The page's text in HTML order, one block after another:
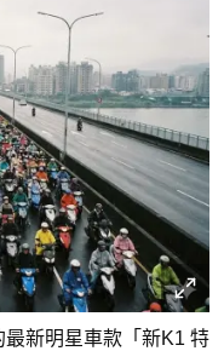
新明星車款「新K1 特